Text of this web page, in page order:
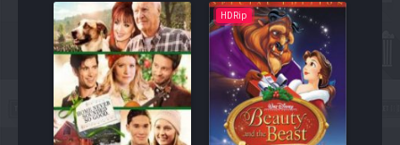
HDRip